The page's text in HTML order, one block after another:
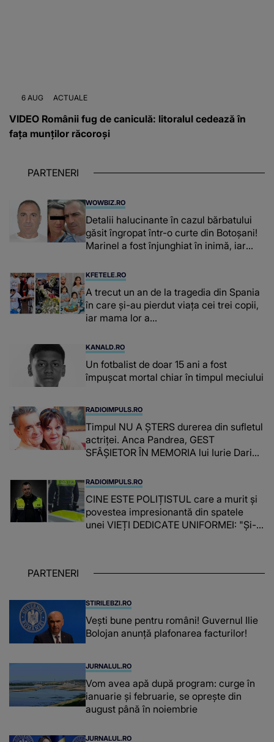
6 AUG ACTUALE
VIDEO Românii fug de caniculă: litoralul cedează în
fața munților răcoroși
PARTENERI
WOWBIZ.RO
Detalii halucinante în cazul bărbatului
găsit îngropat într-o curte din Botoșani!
Marinel a fost înjunghiat în inimă, iar
suspecți
KFETELE.RO
A trecut un an de la tragedia din Spania
în care și-au pierdut viața cei trei copii,
iar mama lor a…
KANALD.RO
Un fotbalist de doar 15 ani a fost
împușcat mortal chiar în timpul meciului
RADIOIMPULS.RO
Timpul NU A ȘTERS durerea din sufletul
actriței. Anca Pandrea, GEST
SFÂȘIETOR ÎN MEMORIA lui Iurie Darie:
timpul parcă..."
RADIOIMPULS.RO
CINE ESTE POLIȚISTUL care a murit și
povestea impresionantă din spatele
unei VIEȚI DEDICATE UNIFORMEI: "Și-a
PARTENERI
STIRILEBZI.RO
Vești bune pentru români! Guvernul Ilie
Bolojan anunță plafonarea facturilor!
JURNALUL.RO
Vom avea apă după program: curge în
ianuarie și februarie, se oprește din
august până în noiembrie
JURNALUL.RO